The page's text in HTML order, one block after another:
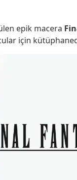
epik macera
için